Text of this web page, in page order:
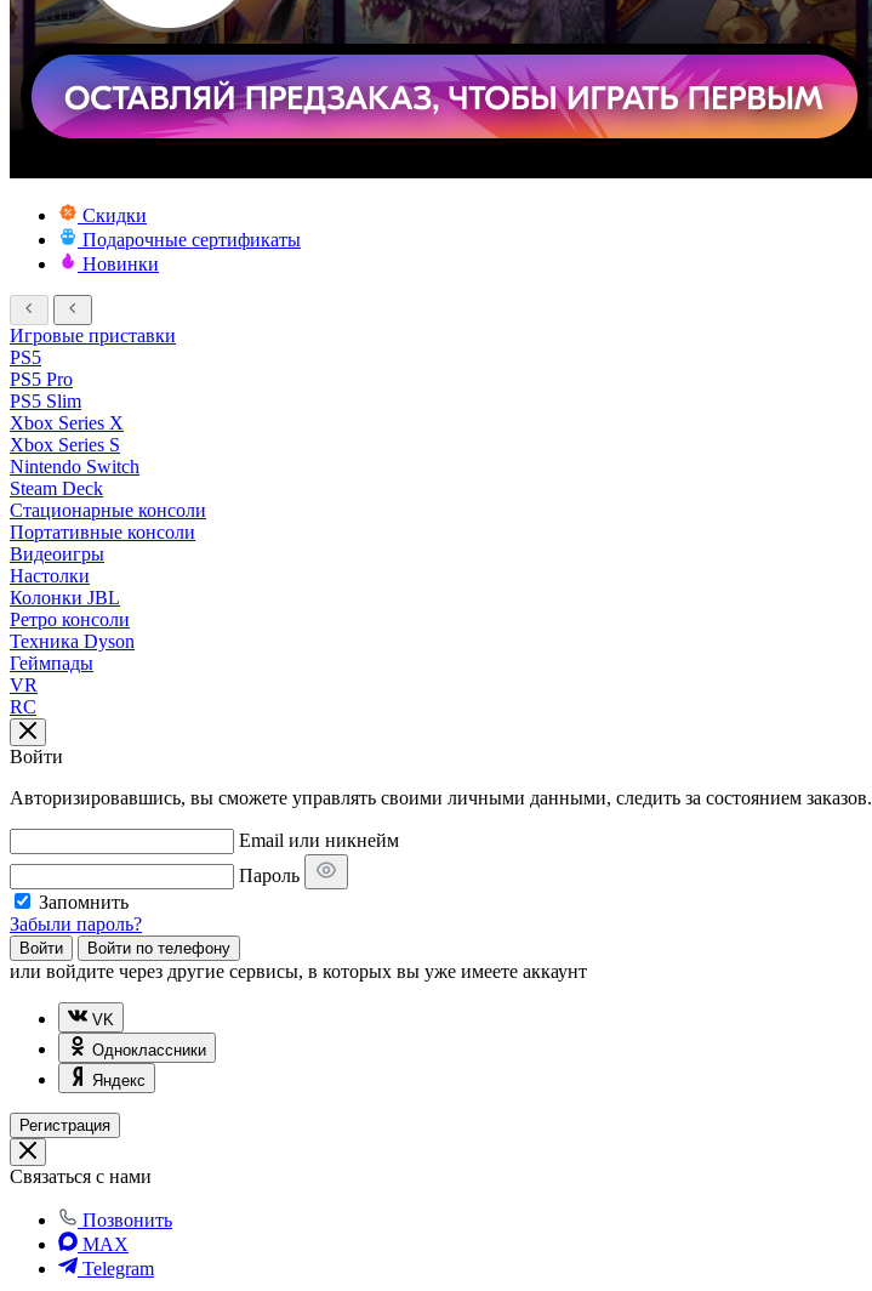
Скидки
Подарочные сертификаты
Новинки
Игровые приставки
PS5
PS5 Pro
PS5 Slim
Xbox Series X
Xbox Series S
Nintendo Switch
Steam Deck
Стационарные консоли
Портативные консоли
Видеоигры
Настолки
Колонки JBL
Ретро консоли
Техника Dyson
Геймпады
VR
RC
Войти
Авторизировавшись, вы сможете управлять своими личными данными, следить за состоянием заказов.
Email или никнейм
Пароль
Запомнить
Забыли пароль?
Войти Войти по телефону
или войдите через другие сервисы, в которых вы уже имеете аккаунт
VK
Одноклассники
Яндекс
Регистрация
Связаться с нами
Позвонить
MAX
Telegram